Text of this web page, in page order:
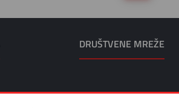
DRUŠTVENE MREŽE